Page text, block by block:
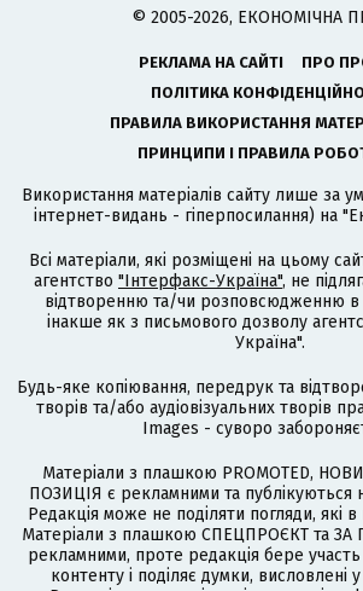
© 2005-2026, ЕКОНОМІЧНА
РЕКЛАМА НА САЙТІ
ПРО
ПОЛІТИКА
ПРАВИЛА ВИКОРИСТАННЯ
ПРИНЦИПИ І ПРАВИЛА
Використання матеріалів сайту лише за
інтернет-видань - гіперпосилання) на
Всі матеріали, які розміщені на цьому
агентство "Інтерфакс-Україна", не
відтворенню та/чи розповсюдженню в
інакше як з письмового дозволу
Україна".
Будь-яке копіювання, передрук та
творів та/або аудіовізуальних творів
Images - суворо
Матеріали з плашкою PROMOTED,
ПОЗИЦІЯ є рекламними та публікуються
Редакція може не поділяти погляди, які
Матеріали з плашкою СПЕЦПРОЄКТ та ЗА
рекламними, проте редакція бере участь
контенту і поділяє думки, висловлені